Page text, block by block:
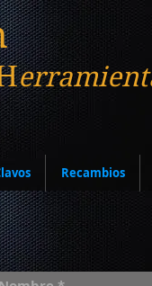
Recambios